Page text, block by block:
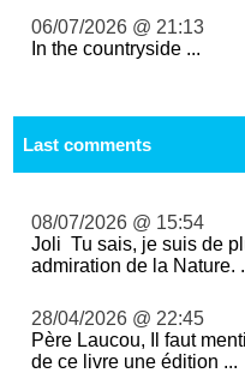
06/07/2026 @ 21:13
In the countryside ...
Last comments
08/07/2026 @ 15:54
Joli Tu sais, je suis de
admiration de la Nature.
28/04/2026 @ 22:45
Père Laucou, Il faut
de ce livre une édition ...